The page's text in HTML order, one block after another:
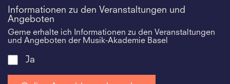
Informationen zu den Veranstaltungen und
Angeboten
Gerne erhalte ich Informationen zu den Veranstaltungen
und Angeboten der Musik-Akademie Basel
Ja